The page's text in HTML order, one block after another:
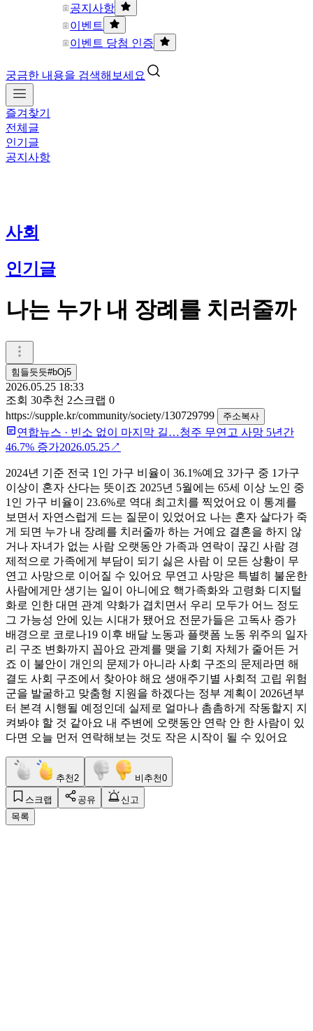
공지사항
이벤트
이벤트 당첨 인증
궁금한 내용을 검색해보세요
즐겨찾기
전체글
인기글
공지사항
사회
인기글
나는 누가 내 장례를 치러줄까
힘들듯듯#bOj5
2026.05.25 18:33
조회 30추천 2스크랩 0
https://supple.kr/community/society/130729799
주소복사
연합뉴스 · 빈소 없이 마지막 길…청주 무연고 사망 5년간
46.7% 증가2026.05.25↗
2024년 기준 전국 1인 가구 비율이 36.1%예요 3가구 중 1가구
이상이 혼자 산다는 뜻이죠 2025년 5월에는 65세 이상 노인 중
1인 가구 비율이 23.6%로 역대 최고치를 찍었어요 이 통계를
보면서 자연스럽게 드는 질문이 있었어요 나는 혼자 살다가 죽
게 되면 누가 내 장례를 치러줄까 하는 거예요 결혼을 하지 않
거나 자녀가 없는 사람 오랫동안 가족과 연락이 끊긴 사람 경
제적으로 가족에게 부담이 되기 싫은 사람 이 모든 상황이 무
연고 사망으로 이어질 수 있어요 무연고 사망은 특별히 불운한
사람에게만 생기는 일이 아니에요 핵가족화와 고령화 디지털
화로 인한 대면 관계 약화가 겹치면서 우리 모두가 어느 정도
그 가능성 안에 있는 시대가 됐어요 전문가들은 고독사 증가
배경으로 코로나19 이후 배달 노동과 플랫폼 노동 위주의 일자
리 구조 변화까지 꼽아요 관계를 맺을 기회 자체가 줄어든 거
죠 이 불안이 개인의 문제가 아니라 사회 구조의 문제라면 해
결도 사회 구조에서 찾아야 해요 생애주기별 사회적 고립 위험
군을 발굴하고 맞춤형 지원을 하겠다는 정부 계획이 2026년부
터 본격 시행될 예정인데 실제로 얼마나 촘촘하게 작동할지 지
켜봐야 할 것 같아요 내 주변에 오랫동안 연락 안 한 사람이 있
다면 오늘 먼저 연락해보는 것도 작은 시작이 될 수 있어요
추천 2 비추천0
스크랩 공유
신고
목록